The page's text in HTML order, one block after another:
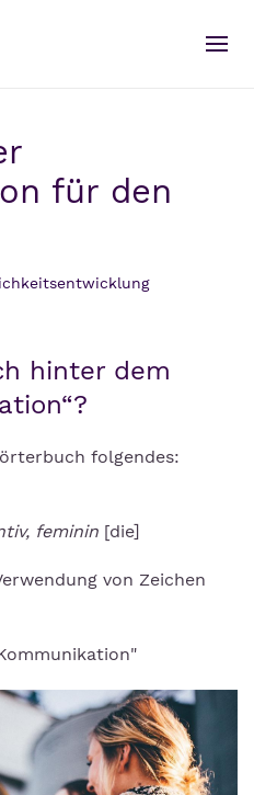
für den
hinter dem
folgendes:
feminin [die]
von Zeichen